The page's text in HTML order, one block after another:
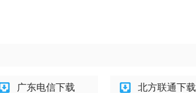
广东电信下载 北方联通下载